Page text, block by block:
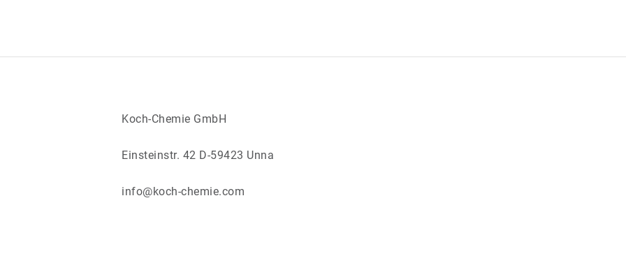
Koch‑Chemie GmbH
Einsteinstr. 42 D-59423 Unna
info@koch-chemie.com